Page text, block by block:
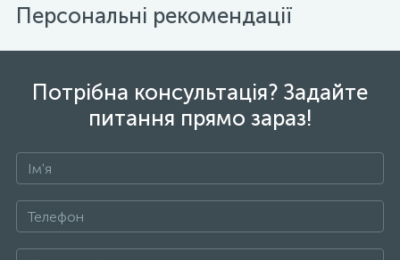
Персональні рекомендації
Потрібна консультація? Задайте
питання прямо зараз!